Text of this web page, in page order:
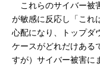
これらのサイバー被
が敏感に反応し「これ
心配になり、トップダ
ケースがどれだけある
すが）サイバー被害に